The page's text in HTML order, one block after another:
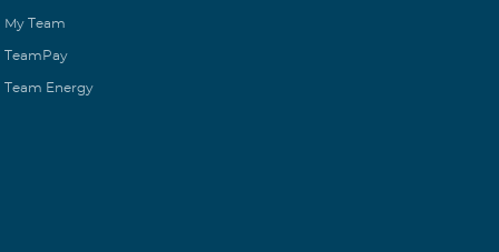
My Team
TeamPay
Team Energy